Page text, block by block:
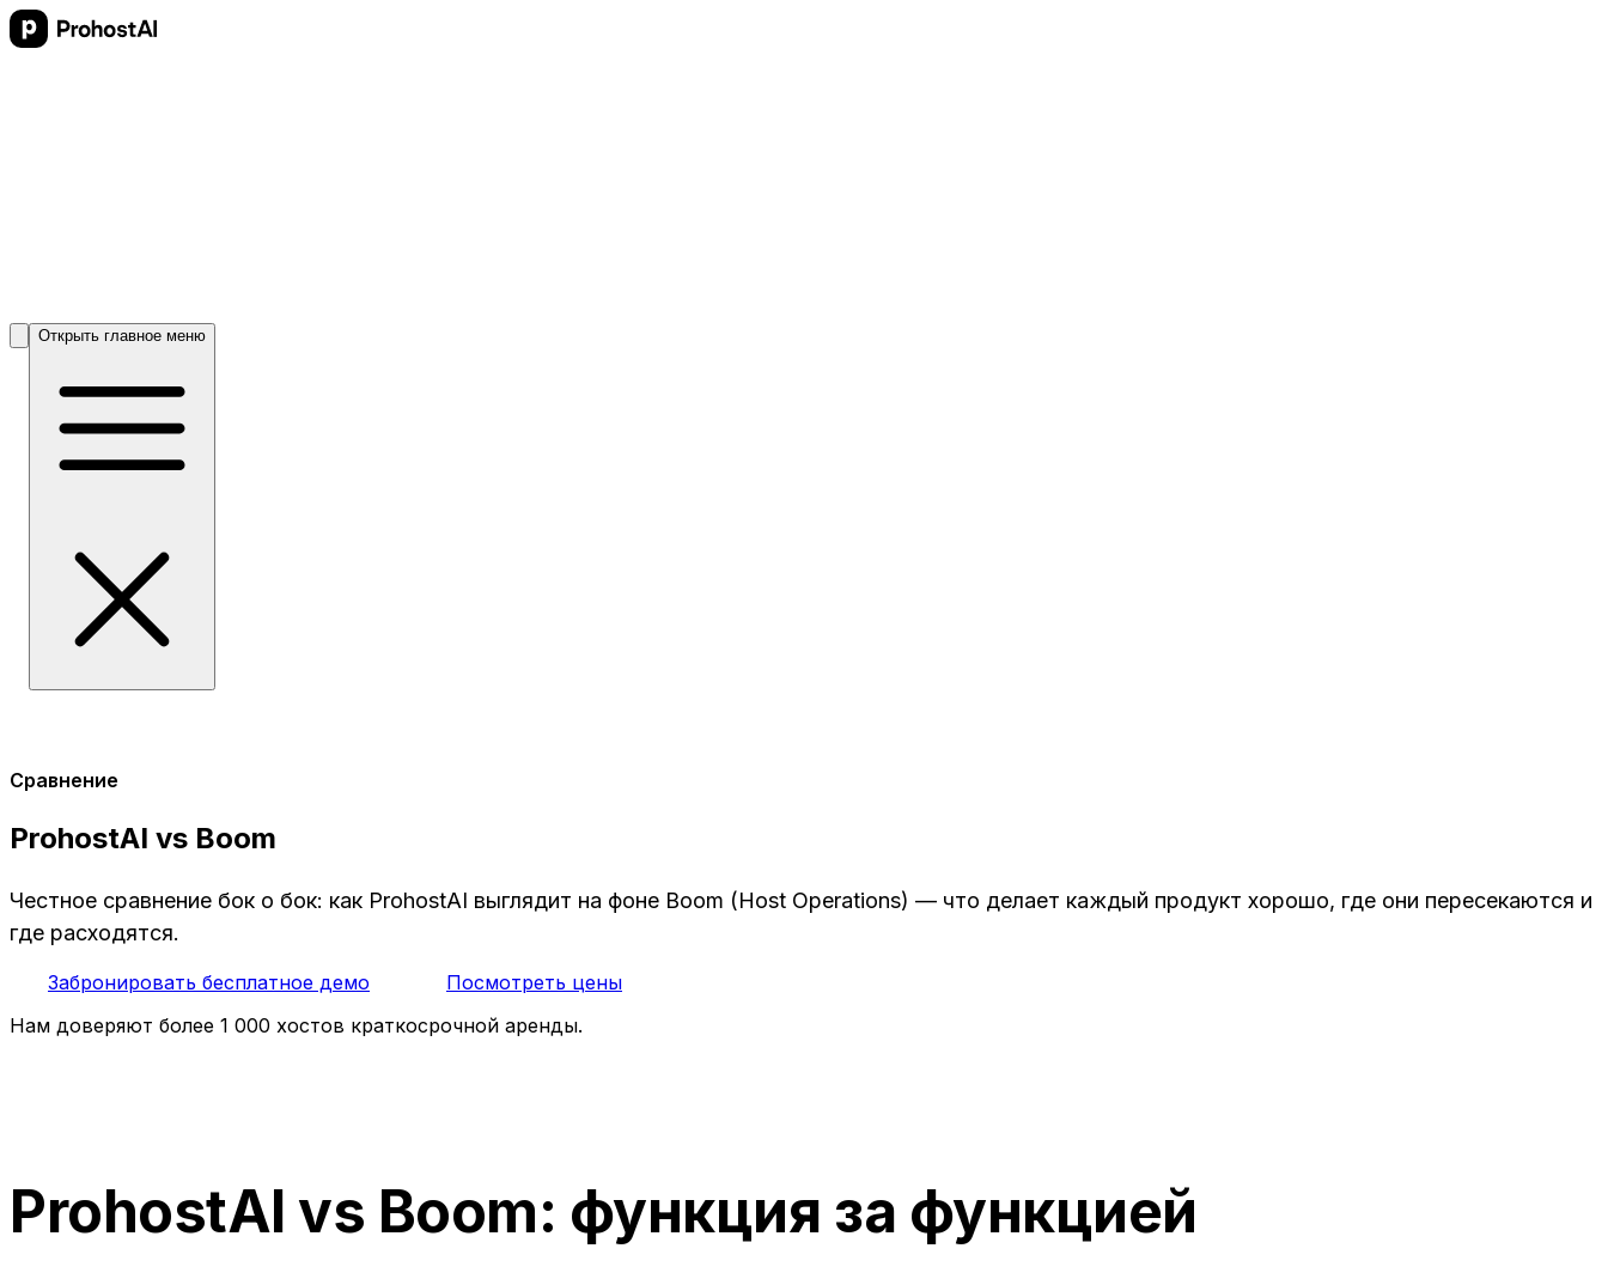
Открыть главное меню
Сравнение
ProhostAI vs Boom
Честное сравнение бок о бок: как ProhostAI выглядит на фоне Boom (Host Operations) — что делает каждый продукт хорошо, где они пересекаются и
где расходятся.
Забронировать бесплатное демо
Посмотреть цены
Нам доверяют более 1 000 хостов краткосрочной аренды.
ProhostAI vs Boom: функция за функцией